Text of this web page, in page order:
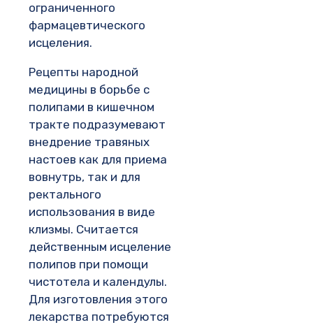
ограниченного
фармацевтического
исцеления.
Рецепты народной
медицины в борьбе с
полипами в кишечном
тракте подразумевают
внедрение травяных
настоев как для приема
вовнутрь, так и для
ректального
использования в виде
клизмы. Считается
действенным исцеление
полипов при помощи
чистотела и календулы.
Для изготовления этого
лекарства потребуются